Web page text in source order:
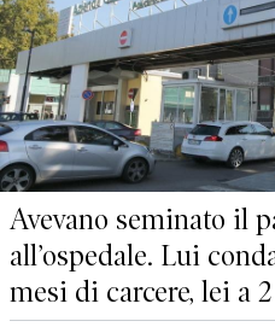
Avevano seminato il
all’ospedale. Lui
mesi di carcere, lei a